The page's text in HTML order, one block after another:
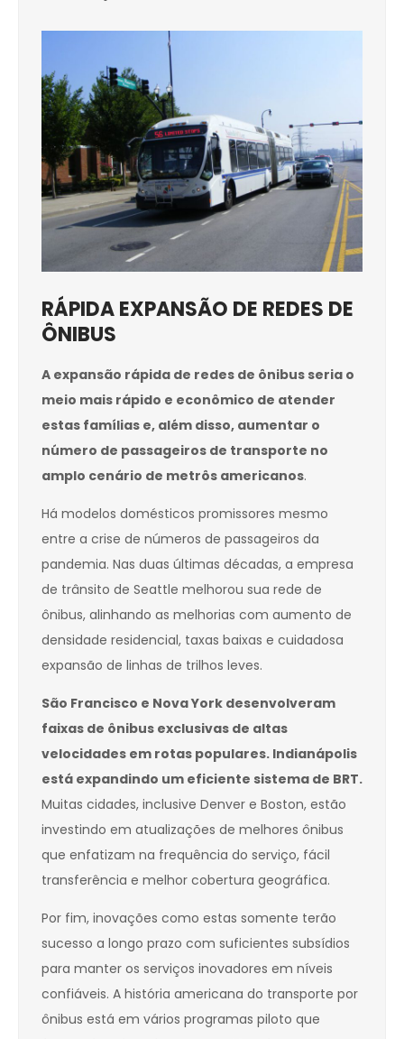
RÁPIDA EXPANSÃO DE REDES DE
ÔNIBUS
A expansão rápida de redes de ônibus seria o
meio mais rápido e econômico de atender
estas famílias e, além disso, aumentar o
número de passageiros de transporte no
amplo cenário de metrôs americanos.
Há modelos domésticos promissores mesmo
entre a crise de números de passageiros da
pandemia. Nas duas últimas décadas, a empresa
de trânsito de Seattle melhorou sua rede de
ônibus, alinhando as melhorias com aumento de
densidade residencial, taxas baixas e cuidadosa
expansão de linhas de trilhos leves.
São Francisco e Nova York desenvolveram
faixas de ônibus exclusivas de altas
velocidades em rotas populares. Indianápolis
está expandindo um eficiente sistema de BRT.
Muitas cidades, inclusive Denver e Boston, estão
investindo em atualizações de melhores ônibus
que enfatizam na frequência do serviço, fácil
transferência e melhor cobertura geográfica.
Por fim, inovações como estas somente terão
sucesso a longo prazo com suficientes subsídios
para manter os serviços inovadores em níveis
confiáveis. A história americana do transporte por
ônibus está em vários programas piloto que